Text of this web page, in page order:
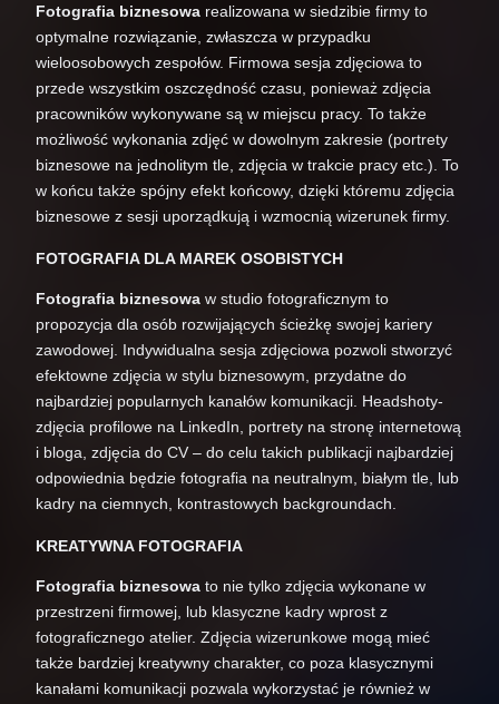
Fotografia biznesowa realizowana w siedzibie firmy to
optymalne rozwiązanie, zwłaszcza w przypadku
wieloosobowych zespołów. Firmowa sesja zdjęciowa to
przede wszystkim oszczędność czasu, ponieważ zdjęcia
pracowników wykonywane są w miejscu pracy. To także
możliwość wykonania zdjęć w dowolnym zakresie (portrety
biznesowe na jednolitym tle, zdjęcia w trakcie pracy etc.). To
w końcu także spójny efekt końcowy, dzięki któremu zdjęcia
biznesowe z sesji uporządkują i wzmocnią wizerunek firmy.
FOTOGRAFIA DLA MAREK OSOBISTYCH
Fotografia biznesowa w studio fotograficznym to
propozycja dla osób rozwijających ścieżkę swojej kariery
zawodowej. Indywidualna sesja zdjęciowa pozwoli stworzyć
efektowne zdjęcia w stylu biznesowym, przydatne do
najbardziej popularnych kanałów komunikacji. Headshoty-
zdjęcia profilowe na LinkedIn, portrety na stronę internetową
i bloga, zdjęcia do CV – do celu takich publikacji najbardziej
odpowiednia będzie fotografia na neutralnym, białym tle, lub
kadry na ciemnych, kontrastowych backgroundach.
KREATYWNA FOTOGRAFIA
Fotografia biznesowa to nie tylko zdjęcia wykonane w
przestrzeni firmowej, lub klasyczne kadry wprost z
fotograficznego atelier. Zdjęcia wizerunkowe mogą mieć
także bardziej kreatywny charakter, co poza klasycznymi
kanałami komunikacji pozwala wykorzystać je również w